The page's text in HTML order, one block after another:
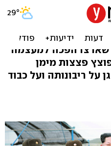
קוריאה
שארצו הפכה למעצמה
פצצות מימן
על ריבונותה ועל כבוד